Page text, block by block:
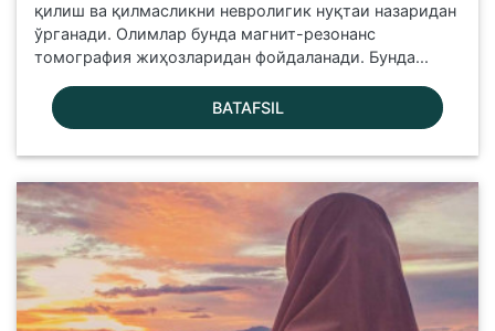
қилиш ва қилмасликни невролигик нуқтаи назаридан
ўрганади. Олимлар бунда магнит-резонанс
томография жиҳозларидан фойдаланади. Бунда...
BATAFSIL